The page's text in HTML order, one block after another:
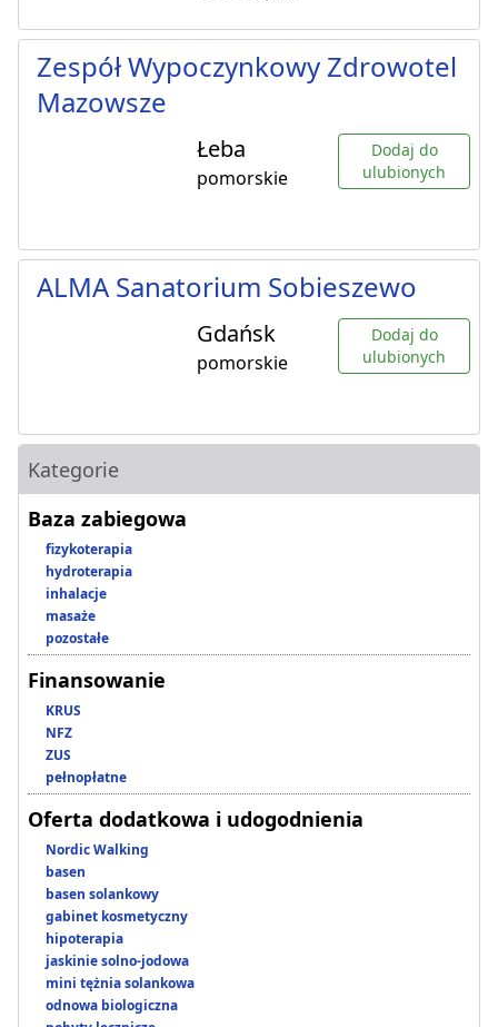
Zespół Wypoczynkowy Zdrowotel
Mazowsze
Łeba
pomorskie
Dodaj do
ulubionych
ALMA Sanatorium Sobieszewo
Gdańsk
pomorskie
Dodaj do
ulubionych
Kategorie
Baza zabiegowa
fizykoterapia
hydroterapia
inhalacje
masaże
pozostałe
Finansowanie
KRUS
NFZ
ZUS
pełnopłatne
Oferta dodatkowa i udogodnienia
Nordic Walking
basen
basen solankowy
gabinet kosmetyczny
hipoterapia
jaskinie solno-jodowa
mini tężnia solankowa
odnowa biologiczna